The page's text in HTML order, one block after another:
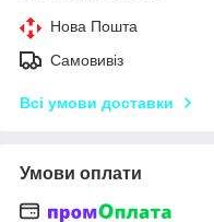
Нова Пошта
Самовивіз
Всі умови доставки
Умови оплати